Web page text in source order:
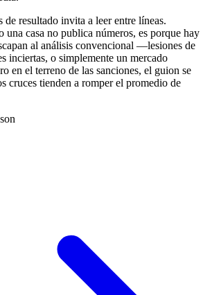
de resultado invita a leer entre líneas.
una casa no publica números, es porque hay
al análisis convencional —lesiones de
inciertas, o simplemente un mercado
en el terreno de las sanciones, el guion se
cruces tienden a romper el promedio de